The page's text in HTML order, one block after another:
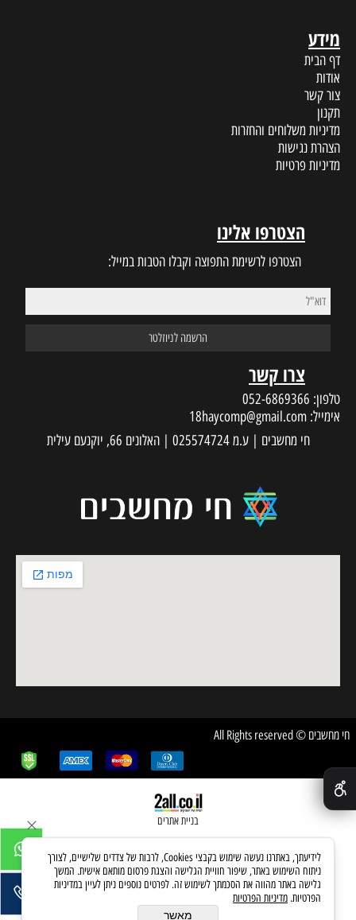
מידע
דף הבית
אודות
צור קשר
תקנון
מדיניות משלוחים והחזרות
הצהרת נגישות
מדיניות פרטיות
הצטרפו אלינו
הצטרפו לרשימת התפוצה וקבלו הטבות במייל:
צרו קשר
טלפון: 052-6869366
אימייל: 18haycomp@gmail.com
חי מחשבים | ע.מ 025574724 | האלונים 66, יוקנעם עילית
חי מחשבים © All Rights reserved
בניית אתרים
לידיעתך, באתרנו נעשה שימוש בקבצי Cookies, לרבות של צדדים שלישיים, לצורך
ניתוח השימוש באתר, שיפור חוויית הגלישה והצגת פרסום מותאם אישית. המשך
גלישה באתר מהווה את הסכמתך לשימוש זה. לפרטים נוספים ניתן לעיין במדיניות
הפרטיות. מדיניות הפרטיות
מאשר